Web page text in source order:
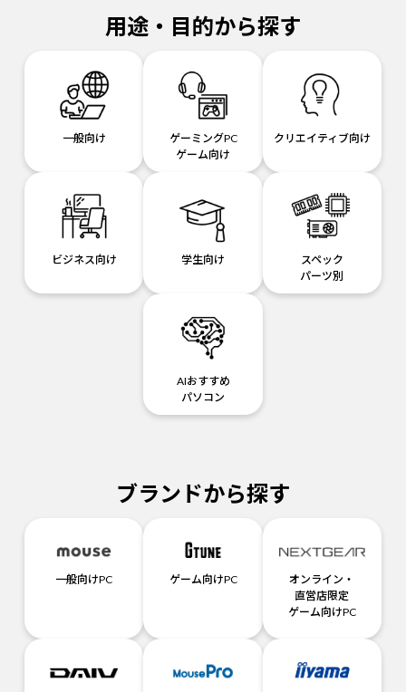
用途・目的から探す
一般向け
ゲーミングPC
ゲーム向け
クリエイティブ向け
ビジネス向け 学生向け
スペック
パーツ別
AIおすすめ
パソコン
ブランドから探す
一般向けPC ゲーム向けPC
オンライン・
直営店限定
ゲーム向けPC